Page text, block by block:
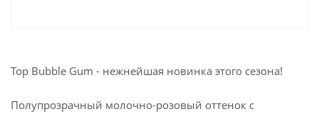
Top Bubble Gum - нежнейшая новинка этого сезона!
Полупрозрачный молочно-розовый оттенок с